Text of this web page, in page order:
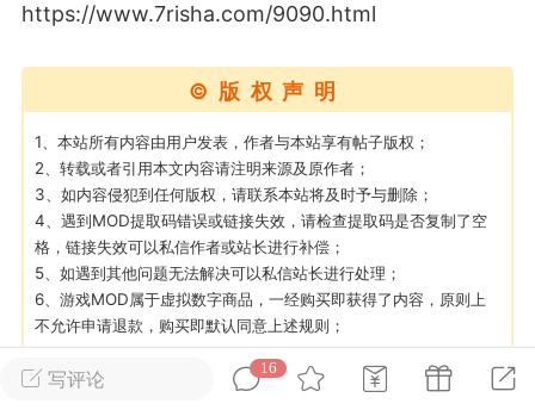
杀 模组安装/管理工具v1.1.0 测试版发
文网 · 本地模组管理工具把压缩包拖进
的交给管理器七日杀MOD管理器是一款
日杀》的轻量级本地工具。从目录识
包分析，到安装、启停、...
汉 写评论
16
https://www.7risha.com/9090.html
©版权声明
1、本站所有内容由用户发表，作者与本站享有帖子版权；
2、转载或者引用本文内容请注明来源及原作者；
3、如内容侵犯到任何版权，请联系本站将及时予与删除；
4、遇到MOD提取码错误或链接失效，请检查提取码是否复制了空
格，链接失效可以私信作者或站长进行补偿；
5、如遇到其他问题无法解决可以私信站长进行处理；
6、游戏MOD属于虚拟数字商品，一经购买即获得了内容，原则上
不允许申请退款，购买即默认同意上述规则；